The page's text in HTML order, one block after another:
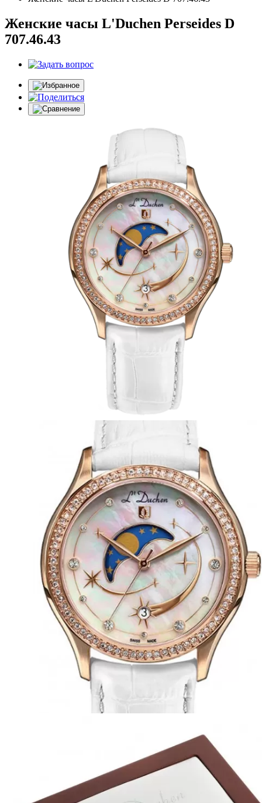
Женские часы L'Duchen Perseides D
707.46.43